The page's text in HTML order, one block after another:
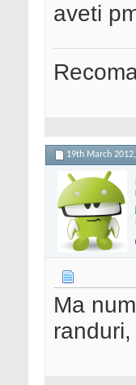
aveti
19th March 2012,
Ma